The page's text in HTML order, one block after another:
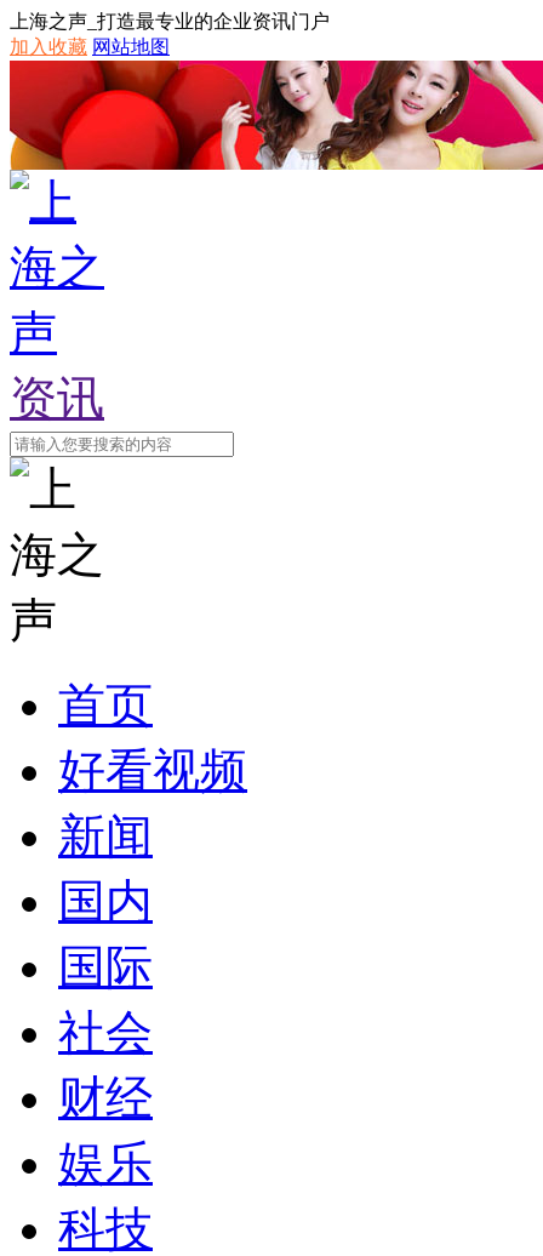
上海之声_打造最专业的企业资讯门户
加入收藏 网站地图
资讯
首页
好看视频
新闻
国内
国际
社会
财经
娱乐
科技